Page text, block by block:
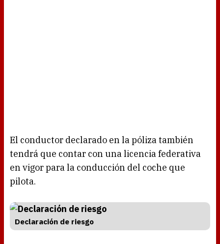
El conductor declarado en la póliza también
tendrá que contar con una licencia federativa
en vigor para la conducción del coche que
pilota.
Declaración de riesgo